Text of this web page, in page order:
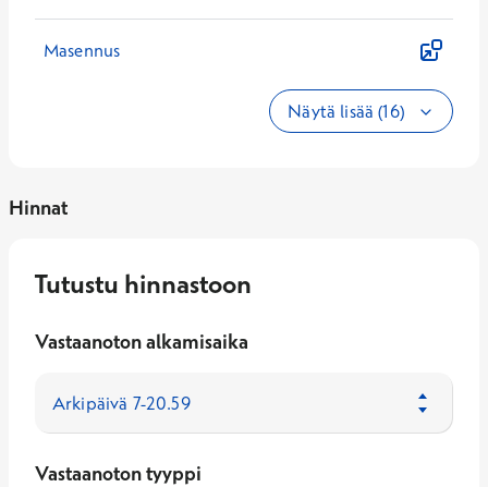
Masennus
Näytä lisää (16)
Hinnat
Tutustu hinnastoon
Vastaanoton alkamisaika
Vastaanoton tyyppi